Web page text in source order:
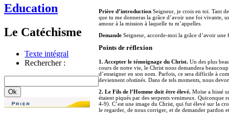
Education
Le Catéchisme
Texte intégral
Rechercher :
Prière d’introduction Seigneur, je crois en toi. Tant
que tu me donneras la grâce d’avoir une foi vivante,
amour à la mission à laquelle tu m’appelles.
Demande Seigneur, accorde-moi la grâce d’avoir une
Points de réflexion
1. Accepter le témoignage du Christ. Un des plus
cours de notre vie, le Christ nous demandera
d’enseigner en son nom. Parfois, ce sera difficile à
deviennent obstinés. Dans de tels moments, nous
2. Le Fils de l’Homme doit être élevé. Moïse a hissé
étaient piqués par des serpents venimeux. Quiconque
4-9). C’est une image du Christ, qui fut élevé sur la
le regarder, de nous corriger, et de demander pardon